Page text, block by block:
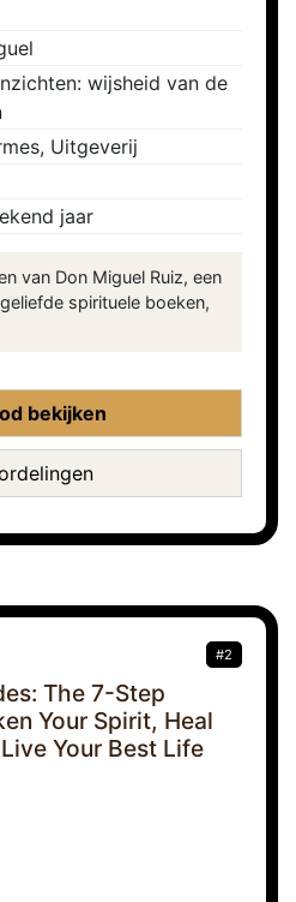
wijsheid van de
Uitgeverij
jaar
van Don Miguel Ruiz, een
spirituele boeken,
bekijken
#2
The 7-Step
Your Spirit, Heal
Your Best Life